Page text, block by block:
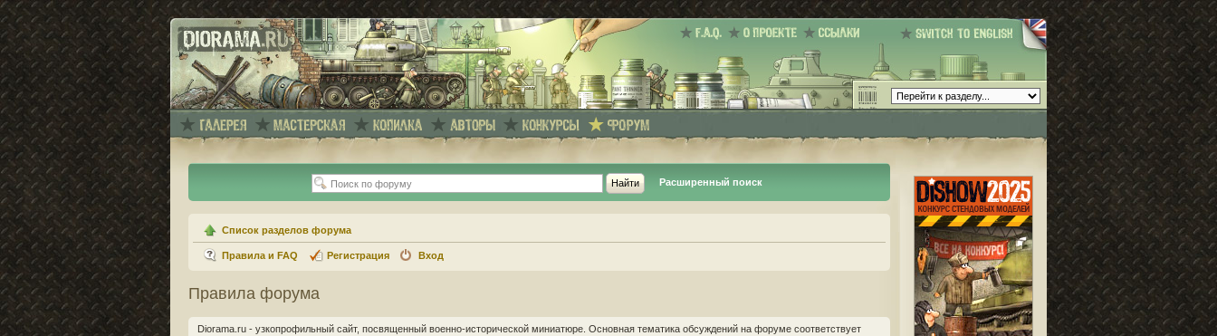
Расширенный поиск
Список разделов форума
Правила и FAQ Регистрация Вход
Правила форума
Diorama.ru - узкопрофильный сайт, посвященный военно-исторической миниатюре. Основная тематика обсуждений на форуме соответствует